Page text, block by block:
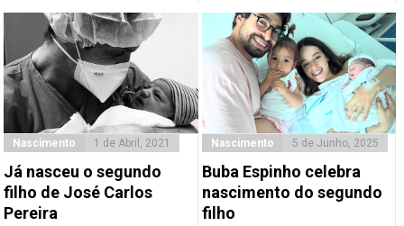
Nascimento 1 de Abril, 2021
Já nasceu o segundo
filho de José Carlos
Pereira
Nascimento 5 de Junho, 2025
Buba Espinho celebra
nascimento do segundo
filho